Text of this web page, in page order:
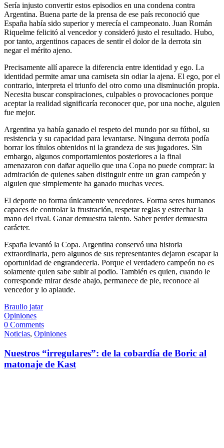
Sería injusto convertir estos episodios en una condena contra
Argentina. Buena parte de la prensa de ese país reconoció que
España había sido superior y merecía el campeonato. Juan Román
Riquelme felicitó al vencedor y consideró justo el resultado. Hubo,
por tanto, argentinos capaces de sentir el dolor de la derrota sin
negar el mérito ajeno.
Precisamente allí aparece la diferencia entre identidad y ego. La
identidad permite amar una camiseta sin odiar la ajena. El ego, por el
contrario, interpreta el triunfo del otro como una disminución propia.
Necesita buscar conspiraciones, culpables o provocaciones porque
aceptar la realidad significaría reconocer que, por una noche, alguien
fue mejor.
Argentina ya había ganado el respeto del mundo por su fútbol, su
resistencia y su capacidad para levantarse. Ninguna derrota podía
borrar los títulos obtenidos ni la grandeza de sus jugadores. Sin
embargo, algunos comportamientos posteriores a la final
amenazaron con dañar aquello que una Copa no puede comprar: la
admiración de quienes saben distinguir entre un gran campeón y
alguien que simplemente ha ganado muchas veces.
El deporte no forma únicamente vencedores. Forma seres humanos
capaces de controlar la frustración, respetar reglas y estrechar la
mano del rival. Ganar demuestra talento. Saber perder demuestra
carácter.
España levantó la Copa. Argentina conservó una historia
extraordinaria, pero algunos de sus representantes dejaron escapar la
oportunidad de engrandecerla. Porque el verdadero campeón no es
solamente quien sabe subir al podio. También es quien, cuando le
corresponde mirar desde abajo, permanece de pie, reconoce al
vencedor y lo aplaude.
Braulio jatar
Opiniones
0 Comments
Noticias, Opiniones
Nuestros “irregulares”: de la cobardía de Boric al
matonaje de Kast